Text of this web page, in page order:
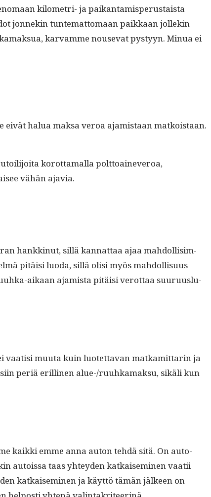
kilo­metri- ja paikan­tamis­pe­rus­taista
jon­nekin tun­tem­at­tomaan paikkaan jollekin
kar­vamme nou­se­vat pystyyn. Min­ua ei
halua mak­sa veroa ajamis­taan matkois­taan.
korot­ta­mal­la polt­toain­everoa,
vähän ajavia.
han­kkin­ut, sil­lä kan­nat­taa ajaa mah­dol­lisim­
pitäisi luo­da, sil­lä olisi myös mah­dol­lisu­us
aikaan ajamista pitäisi verot­taa suu­ru­us­lu­
vaatisi muu­ta kuin luotet­ta­van matkamit­tarin ja
per­iä erilli­nen alue-/ru­uhka­mak­su, sikäli kun
kaik­ki emme anna auton tehdä sitä. On auto­
autois­sa taas yhtey­den katkaisem­i­nen vaatii
katkaisem­i­nen ja käyt­tö tämän jäl­keen on